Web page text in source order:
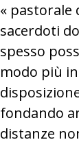
« pastorale
sacerdoti
spesso
modo più
fondando
distanze